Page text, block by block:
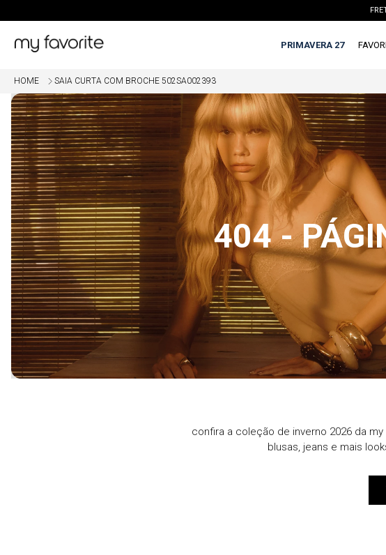
PRIMAVERA 27
HOME SAIA CURTA COM BROCHE 502SA0023935% OFF EM COMPRAS COM PIX
404 -
confira a coleção de inverno 2026 da
blusas, jeans e mais
1º
2
3º
5º
6º
7º
8º
º
10º